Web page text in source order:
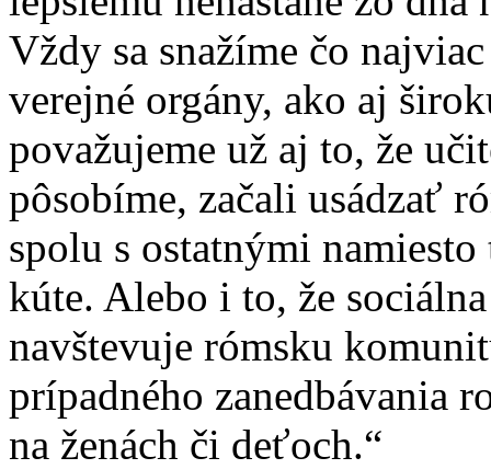
Vždy sa snažíme čo
verejné orgány, ako aj
považujeme už aj to, že
pôsobíme, začali usádzať
spolu s ostatnými
kúte. Alebo i to, že
navštevuje rómsku
prípadného zanedbávania
na ženách či deťoch.“